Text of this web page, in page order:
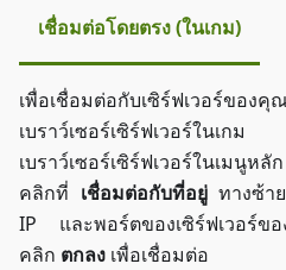
เชื่อมต่อโดยตรง (ในเกม)
เพื่อเชื่อมต่อกับเซิร์ฟเวอร์ของคุ
เบราว์เซอร์เซิร์ฟเวอร์ใน
เบราว์เซอร์เซิร์ฟเวอร์ในเม
คลิกที่ เชื่อมต่อกับที่อยู่ทางซ้า
IP และพอร์ตของเซิร์ฟเวอร์
คลิก ตกลง เพื่อเชื่อมต่อ